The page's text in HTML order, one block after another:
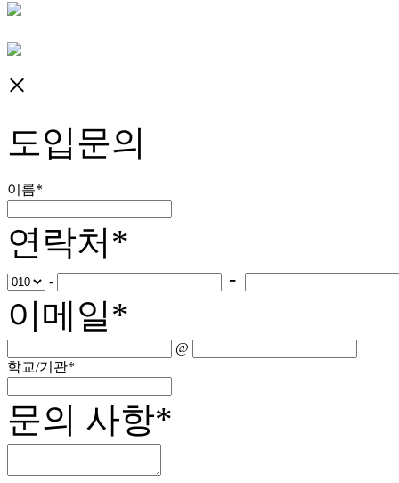
×
도입문의
이름*
연락처*
- -
이메일*
@
학교/기관*
문의 사항*